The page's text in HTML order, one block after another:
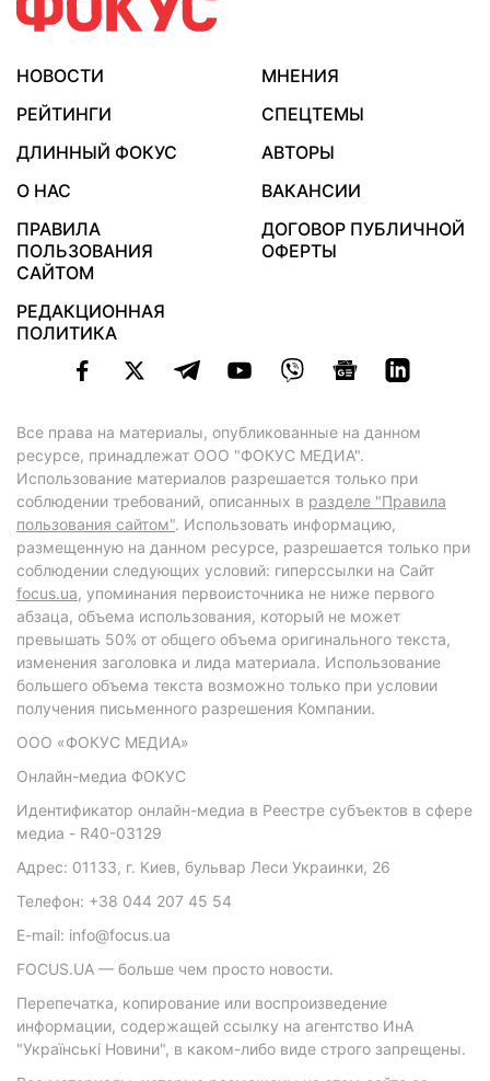
НОВОСТИ
МНЕНИЯ
РЕЙТИНГИ
СПЕЦТЕМЫ
ДЛИННЫЙ ФОКУС
АВТОРЫ
О НАС
ВАКАНСИИ
ПРАВИЛА
ПОЛЬЗОВАНИЯ
САЙТОМ
ДОГОВОР ПУБЛИЧНОЙ
ОФЕРТЫ
РЕДАКЦИОННАЯ
ПОЛИТИКА
Все права на материалы, опубликованные на данном
ресурсе, принадлежат ООО "ФОКУС МЕДИА".
Использование материалов разрешается только при
соблюдении требований, описанных в разделе "Правила
пользования сайтом". Использовать информацию,
размещенную на данном ресурсе, разрешается только при
соблюдении следующих условий: гиперссылки на Сайт
focus.ua, упоминания первоисточника не ниже первого
абзаца, объема использования, который не может
превышать 50% от общего объема оригинального текста,
изменения заголовка и лида материала. Использование
большего объема текста возможно только при условии
получения письменного разрешения Компании.
ООО «ФОКУС МЕДИА»
Онлайн-медиа ФОКУС
Идентификатор онлайн-медиа в Реестре субъектов в сфере
медиа - R40-03129
Адрес: 01133, г. Киев, бульвар Леси Украинки, 26
Телефон: +38 044 207 45 54
E-mail: info@focus.ua
FOCUS.UA — больше чем просто новости.
Перепечатка, копирование или воспроизведение
информации, содержащей ссылку на агентство ИнА
"Українські Новини", в каком-либо виде строго запрещены.